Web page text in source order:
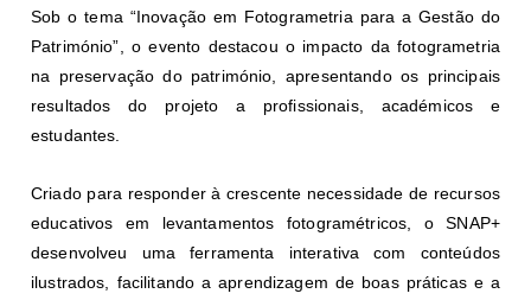
Sob o tema “Inovação em Fotogrametria para a Gestão do
Património”, o evento destacou o impacto da fotogrametria
na preservação do património, apresentando os principais
resultados do projeto a profissionais, académicos e
estudantes.
Criado para responder à crescente necessidade de recursos
educativos em levantamentos fotogramétricos, o SNAP+
desenvolveu uma ferramenta interativa com conteúdos
ilustrados, facilitando a aprendizagem de boas práticas e a